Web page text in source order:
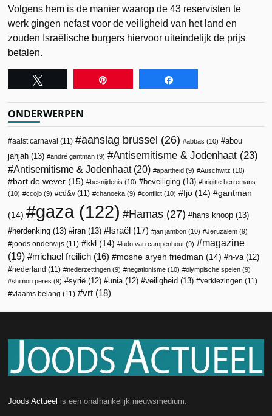
Volgens hem is de manier waarop de 43 reservisten te
werk gingen nefast voor de veiligheid van het land en
zouden Israëlische burgers hiervoor uiteindelijk de prijs
betalen.
ONDERWERPEN
aalst carnaval (11) aanslag brussel (26) abbas (10)
abou
jahjah (13) andré gantman (9) Antisemitisme & Jodenhaat (23)
Antisemitisme & Jodenhaat(20) apartheid (9) Auschwitz (10)
bart de wever (15) besnijdenis (10) beveiliging (13)
brigitte herremans
(10)
ccojb (9) cd&v (11) chanoeka (9) conflict (10) fjo (14) gantman
(14) gaza (122) Hamas (27) hans knoop (13)
herdenking (13) iran (13) Israël (17) jan jambon (10) Jeruzalem (9)
joods onderwijs (11) kkl (14) ludo van campenhout (9)
magazine
(19)
michael freilich (16) moshe aryeh friedman (14) n-va (12)
nederland (11) nederzettingen (9) negationisme (10) olympische spelen (9)
shimon peres (9) syrië (12) unia (12) veiligheid (13) verkiezingen (11)
vlaams belang (11) vrt (18)
Joods Actueel is een onafhankelijk nieuwsmedium.